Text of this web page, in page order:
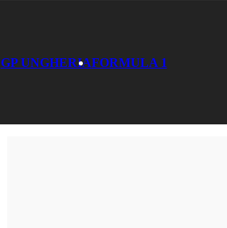
GP UNGHERIAFORMULA 1